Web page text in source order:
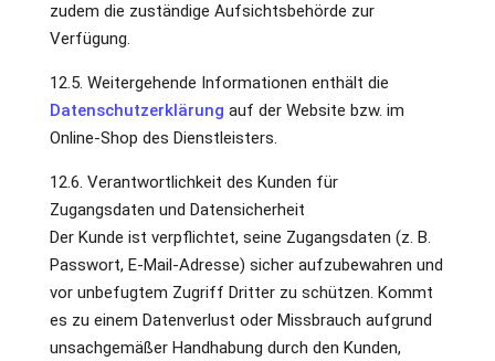
zudem die zuständige Aufsichtsbehörde zur
Verfügung.
12.5. Weitergehende Informationen enthält die
Datenschutzerklärung auf der Website bzw. im
Online-Shop des Dienstleisters.
12.6. Verantwortlichkeit des Kunden für
Zugangsdaten und Datensicherheit
Der Kunde ist verpflichtet, seine Zugangsdaten (z. B.
Passwort, E-Mail-Adresse) sicher aufzubewahren und
vor unbefugtem Zugriff Dritter zu schützen. Kommt
es zu einem Datenverlust oder Missbrauch aufgrund
unsachgemäßer Handhabung durch den Kunden,